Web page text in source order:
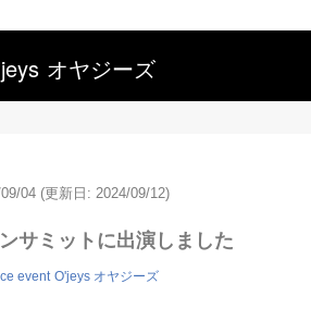
オヤジーズ
04 (更新日: 2024/09/12)
サミットに出演しました
event O'jeys オヤジーズ